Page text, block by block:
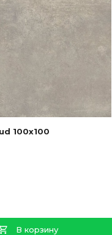
100x100
В корзину